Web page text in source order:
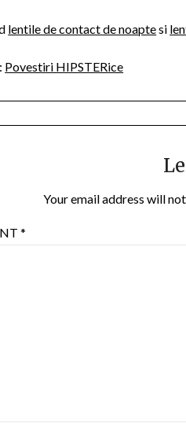
lentile de contact de noaptesi
Povestiri HIPSTERice
Your email address will
*